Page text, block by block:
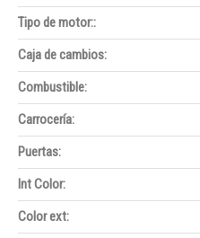
Tipo de motor::
Caja de cambios:
Combustible:
Carrocería:
Puertas:
Int Color:
Color ext: